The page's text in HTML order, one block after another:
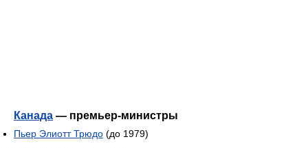
Канада — премьер-министры
Пьер Элиотт Трюдо (до 1979)